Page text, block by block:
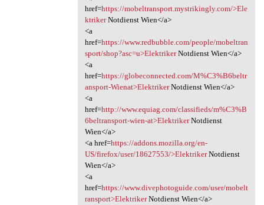
href=https://mobeltransport.mystrikingly.com/>Ele
ktrikerNotdienst Wien</a>
<a
href=https://www.redbubble.com/people/mobeltran
sport/shop?asc=u>ElektrikerNotdienst Wien</a>
<a
href=https://globeconnected.com/M%C3%B6beltr
ansport-Wienat>ElektrikerNotdienst Wien</a>
<a
href=http://www.equiag.com/classifieds/m%C3%B
6beltransport-wien-at>ElektrikerNotdienst
Wien</a>
<a href=https://addons.mozilla.org/en-
US/firefox/user/18627553/>ElektrikerNotdienst
Wien</a>
<a
href=https://www.divephotoguide.com/user/mobelt
ransport>ElektrikerNotdienst Wien</a>